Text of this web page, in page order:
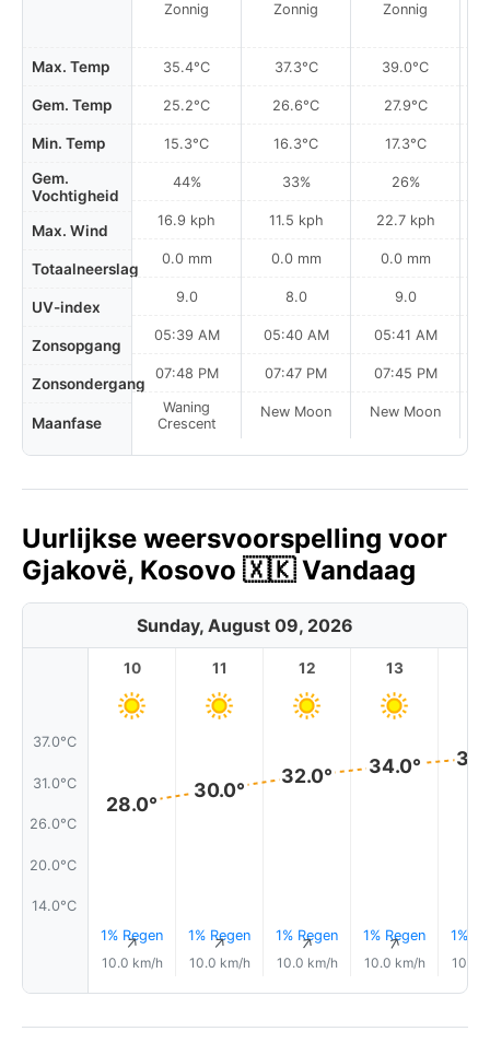
Max. Temp
Gem. Temp
Min. Temp
Gem.
Vochtigheid
Max. Wind
Totaalneerslag
UV-index
Zonsopgang
Zonsondergang
Maanfase
Zonnig
35.4°C
25.2°C
15.3°C
44%
16.9 kph
0.0 mm
9.0
05:39 AM
07:48 PM
Waning
Crescent
Zonnig
37.3°C
26.6°C
16.3°C
33%
11.5 kph
0.0 mm
8.0
05:40 AM
07:47 PM
New Moon
Zonnig
39.0°C
27.9°C
17.3°C
26%
22.7 kph
0.0 mm
9.0
05:41 AM
07:45 PM
New Moon
Uurlijkse weersvoorspelling voor
Gjakovë, Kosovo 🇽🇰 Vandaag
Sunday, August 09, 2026
37.0°C
31.0°C
26.0°C
20.0°C
14.0°C
10
28.0°
1% Regen
↑
10.0 km/h
11
30.0°
1% Regen
↑
10.0 km/h
12
32.0°
1% Regen
↑
10.0 km/h
13
34.0°
1% Regen
↑
10.0 km/h
1%
10.0